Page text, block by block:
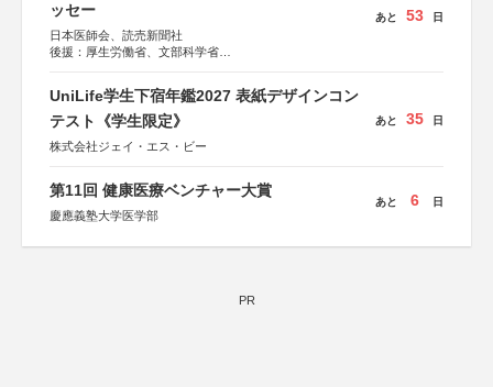
ッセー
日本医師会、読売新聞社
後援：厚生労働省、文部科学省
しん生命保険株式会社
あと 53 日
UniLife学生下宿年鑑2027 表紙デザインコン
テスト《学生限定》
株式会社ジェイ・エス・ビー
あと 35 日
第11回 健康医療ベンチャー大賞
慶應義塾大学医学部
あと 6 日
PR